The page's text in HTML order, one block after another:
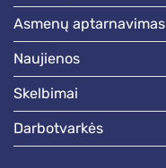
asmenų aptarnavimas
naujienos
skelbimai
darbotvarkės